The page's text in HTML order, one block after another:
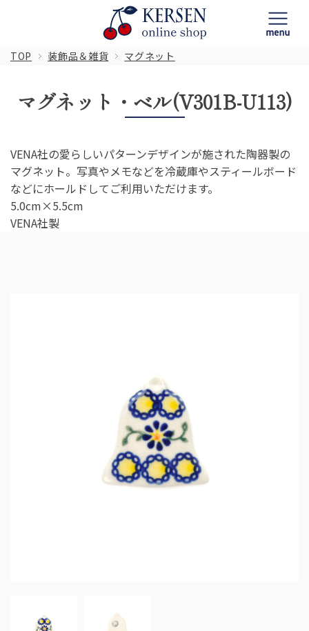
TOP 装飾品＆雑貨 マグネット
マグネット・ベル(V301B-U113)
VENA社の愛らしいパターンデザインが施された陶器製の
マグネット。写真やメモなどを冷蔵庫やスティールボード
などにホールドしてご利用いただけます。
5.0cm×5.5cm
VENA社製